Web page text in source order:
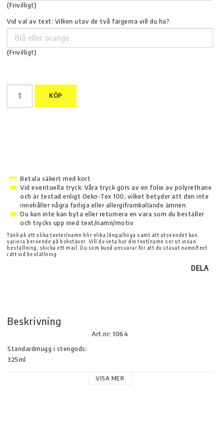
(Frivilligt)
Vid val av text: Vilken utav de två färgerna vill du ha?
(Frivilligt)
KÖP
Betala säkert med kort
Vid eventuella tryck. Våra tryck görs av en folie av polyrethane
och är testad enligt Oeko-Tex 100, vilket betyder att den inte
innehåller några farliga eller allergiframkallande ämnen.
Du kan inte kan byta eller returnera en vara som du beställer
och trycks upp med text/namn/motiv
Tänk på att olika texter/namn blir olika långa/höga samt att utseendet kan
variera beroende på bokstäver. Vill du veta hur din text/namn ser ut innan
beställning, skicka ett mail. Du som kund ansvarar för att du stavat namn/text
rätt vid beställning.
DELA
Beskrivning
Art.nr: 1064
Standardmugg i stengods:
325ml
Tål microvågsugn och kan diskas i diskmaskin
VISA MER